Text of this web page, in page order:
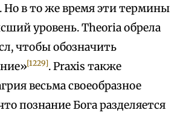
. Но в то же время эти термины
уровень. Theoria обрела
чтобы обозначить
[1229]. Praxis также
весьма своеобразное
познание Бога разделяется